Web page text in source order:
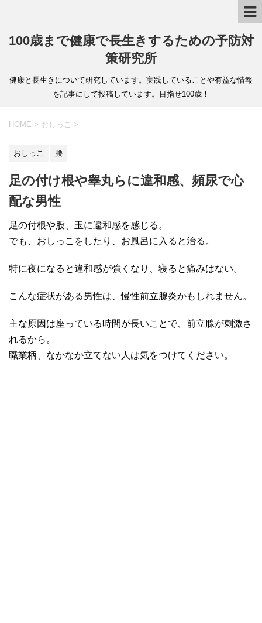
100歳まで健康で長生きするための予防対
策研究所
健康と長生きについて研究しています。実践していることや有益な情報
を記事にして投稿しています。目指せ100歳！
HOME > おしっこ >
おしっこ 腰
足の付け根や睾丸らに違和感、頻尿で心
配な男性
足の付根や股、玉に違和感を感じる。
でも、おしっこをしたり、お風呂に入ると治る。
特に夜になると違和感が強くなり、寝ると痛みはない。
こんな症状がある男性は、慢性前立腺炎かもしれません。
主な原因は座っている時間が長いことで、前立腺が刺激さ
れるから。
職業柄、なかなか立てない人は気をつけてください。